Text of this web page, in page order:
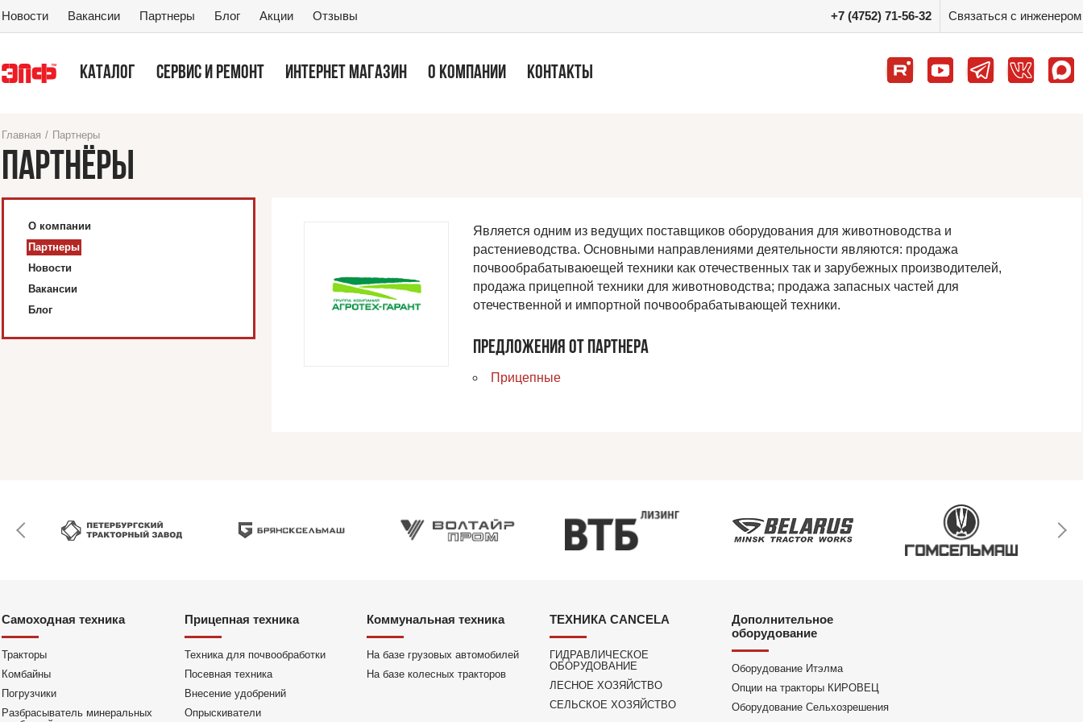
Новости Вакансии Партнеры Блог Акции Отзывы +7 (4752) 71-56-32 Связаться с инженером
КАТАЛОГ СЕРВИС И РЕМОНТ ИНТЕРНЕТ МАГАЗИН О КОМПАНИИ КОНТАКТЫ
Главная / Партнеры
ПАРТНЁРЫ
О компании
Партнеры
Новости
Вакансии
Блог
Является одним из ведущих поставщиков оборудования для животноводства и
растениеводства. Основными направлениями деятельности являются: продажа
почвообрабатываюещей техники как отечественных так и зарубежных производителей,
продажа прицепной техники для животноводства; продажа запасных частей для
отечественной и импортной почвообрабатывающей техники.
ПРЕДЛОЖЕНИЯ ОТ ПАРТНЕРА
Прицепные
Самоходная техника
Тракторы
Комбайны
Погрузчики
Разбрасыватель минеральных
Прицепная техника
Техника для почвообработки
Посевная техника
Внесение удобрений
Опрыскиватели
Коммунальная техника
На базе грузовых автомобилей
На базе колесных тракторов
ТЕХНИКА CANCELA
ГИДРАВЛИЧЕСКОЕ
ОБОРУДОВАНИЕ
ЛЕСНОЕ ХОЗЯЙСТВО
СЕЛЬСКОЕ ХОЗЯЙСТВО
Дополнительное
оборудование
Оборудование Итэлма
Опции на тракторы КИРОВЕЦ
Оборудование Сельхозрешения